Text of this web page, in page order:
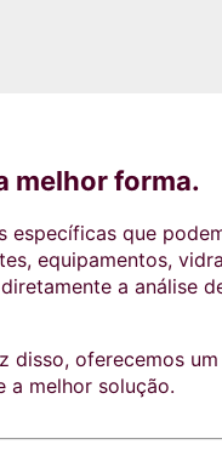
melhor forma.
específicas que
equipamentos,
a análise
disso, oferecemos
a melhor solução.